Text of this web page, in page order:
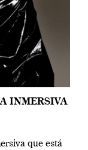
INMERSIVA
que está